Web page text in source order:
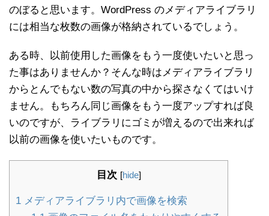
のぼると思います。WordPress のメディアライブラリ
には相当な枚数の画像が格納されているでしょう。
ある時、以前使用した画像をもう一度使いたいと思っ
た事はありませんか？そんな時はメディアライブラリ
からとんでもない数の写真の中から探さなくてはいけ
ません。もちろん同じ画像をもう一度アップすれば良
いのですが、ライブラリにゴミが増えるので出来れば
以前の画像を使いたいものです。
目次 [hide]
1 メディアライブラリ内で画像を検索